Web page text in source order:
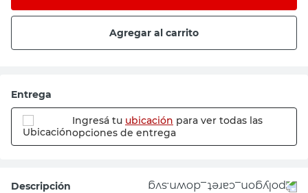
Agregar al carrito
Entrega
Ingresá tu ubicación para ver todas las
opciones de entrega
Descripción